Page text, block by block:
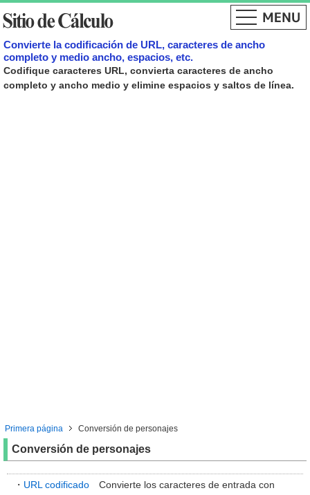
Convierte la codificación de URL, caracteres de ancho
completo y medio ancho, espacios, etc.
Codifique caracteres URL, convierta caracteres de ancho
completo y ancho medio y elimine espacios y saltos de línea.
Primera página Conversión de personajes
Conversión de personajes
・ URL codificado Convierte los caracteres de entrada con